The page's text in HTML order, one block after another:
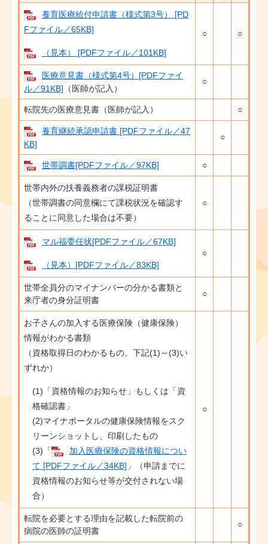
養育医療給付申請書（様式第3号） [PD
Fファイル／65KB]
（見本） [PDFファイル／101KB]
○ ○
医療意見書（様式第4号）[PDFファイ
ル／91KB] （医師が記入）
○
転院先の医療意見書（医師が記入） ○
養育継続承認申請書 [PDFファイル／47
KB]
○
世帯調書[PDFファイル／97KB] ○
世帯内外の扶養義務者の課税証明書
（世帯調書の同意欄にて課税状況を確認す
ることに同意した場合は不要）
○
マル福委任状[PDFファイル／67KB]
（見本）[PDFファイル／83KB]
○
世帯全員分のマイナンバーの分かる書類と
来庁者の身分証明書
○
お子さんの加入する医療保険（健康保険）
情報がわかる書類
（資格取得日のわかるもの。下記(1)～(3)い
ずれか）
(1)「資格情報のお知らせ」もしくは「資
格確認書」
(2)マイナポータルの健康保険情報をスク
リーンショットし、印刷したもの
(3)「
加入医療保険の資格情報につい
て [PDFファイル／34KB] 」（申請までに
資格情報のお知らせ等が交付されない場
合）
○
転院を必要とする理由を記載した転院前の
病院の医師の証明書
○